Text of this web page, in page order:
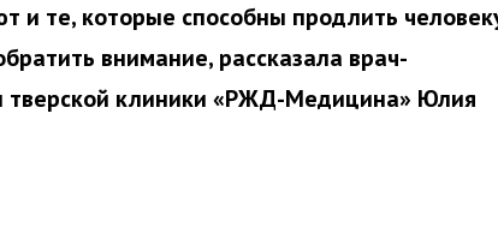
и те, которые способны продлить
внимание, рассказала врач-
тверской клиники «РЖД-Медицина» Юлия